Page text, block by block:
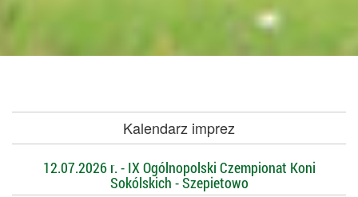
Kalendarz imprez
12.07.2026 r. - IX Ogólnopolski Czempionat Koni
Sokólskich - Szepietowo